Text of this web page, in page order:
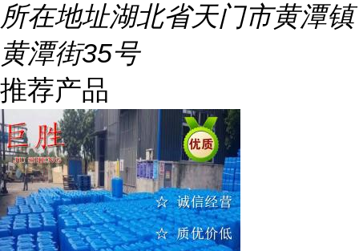
所在地址湖北省天门市黄潭镇
黄潭街35号
推荐产品